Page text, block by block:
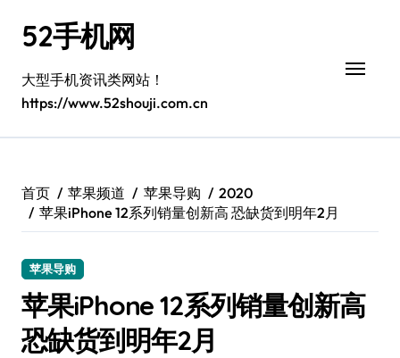
52手机网
大型手机资讯类网站！
https://www.52shouji.com.cn
首页 苹果频道 苹果导购
2020
苹果iPhone 12系列销量创新高 恐缺货到明年2月
苹果导购
苹果iPhone 12系列销量创新高
恐缺货到明年2月